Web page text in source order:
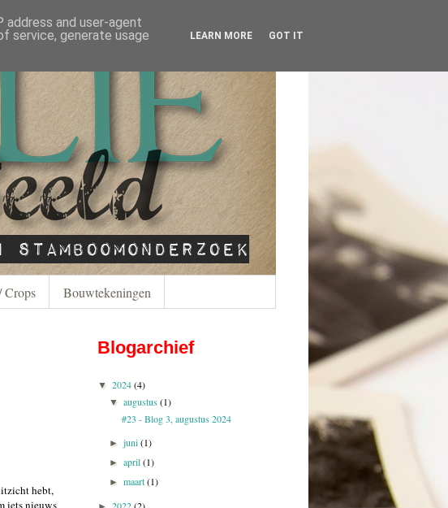
Crops Bouwtekeningen
hebt,
Blogarchief
▼ 2024(4)
▼augustus (1)
#23 - Blog 3, augustus 2024
►juni (1)
►april (1)
►maart (1)
and user-agent
service, generate usage
LEARN MORE GOT IT